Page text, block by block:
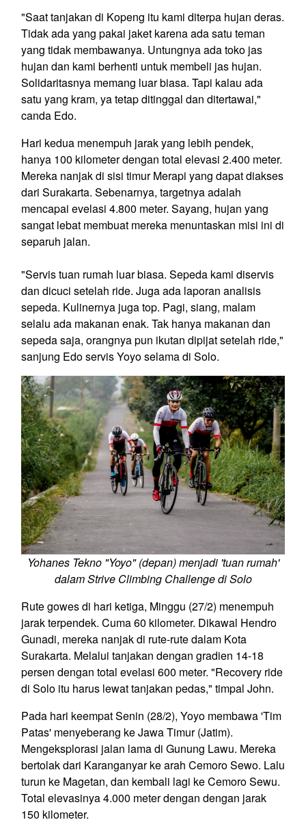
"Saat tanjakan di Kopeng itu kami diterpa hujan deras.
Tidak ada yang pakai jaket karena ada satu teman
yang tidak membawanya. Untungnya ada toko jas
hujan dan kami berhenti untuk membeli jas hujan.
Solidaritasnya memang luar biasa. Tapi kalau ada
satu yang kram, ya tetap ditinggal dan ditertawai,"
canda Edo.
Hari kedua menempuh jarak yang lebih pendek,
hanya 100 kilometer dengan total elevasi 2.400 meter.
Mereka nanjak di sisi timur Merapi yang dapat diakses
dari Surakarta. Sebenarnya, targetnya adalah
mencapai evelasi 4.800 meter. Sayang, hujan yang
sangat lebat membuat mereka menuntaskan misi ini di
separuh jalan.
"Servis tuan rumah luar biasa. Sepeda kami diservis
dan dicuci setelah ride. Juga ada laporan analisis
sepeda. Kulinernya juga top. Pagi, siang, malam
selalu ada makanan enak. Tak hanya makanan dan
sepeda saja, orangnya pun ikutan dipijat setelah ride,"
sanjung Edo servis Yoyo selama di Solo.
Yohanes Tekno "Yoyo" (depan) menjadi 'tuan rumah'
dalam Strive Climbing Challenge di Solo
Rute gowes di hari ketiga, Minggu (27/2) menempuh
jarak terpendek. Cuma 60 kilometer. Dikawal Hendro
Gunadi, mereka nanjak di rute-rute dalam Kota
Surakarta. Melalui tanjakan dengan gradien 14-18
persen dengan total evelasi 600 meter. "Recovery ride
di Solo itu harus lewat tanjakan pedas," timpal John.
Pada hari keempat Senin (28/2), Yoyo membawa 'Tim
Patas' menyeberang ke Jawa Timur (Jatim).
Mengeksplorasi jalan lama di Gunung Lawu. Mereka
bertolak dari Karanganyar ke arah Cemoro Sewo. Lalu
turun ke Magetan, dan kembali lagi ke Cemoro Sewu.
Total elevasinya 4.000 meter dengan dengan jarak
150 kilometer.